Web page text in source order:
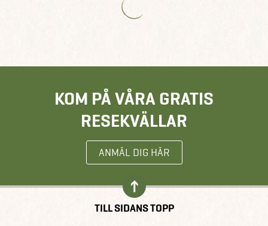
KOM PÅ VÅRA GRATIS
RESEKVÄLLAR
ANMÄL DIG HÄR
TILL SIDANS TOPP